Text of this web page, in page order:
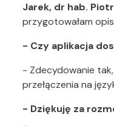
Jarek, dr hab.
przygotowałam
- Czy aplikacja
- Zdecydowanie
przełączenia na
- Dziękuję za